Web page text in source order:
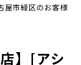
屋市緑区のお客様
】[アシ